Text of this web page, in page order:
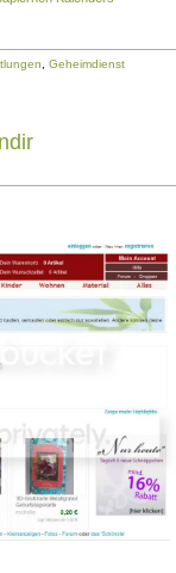
Geheimdienst